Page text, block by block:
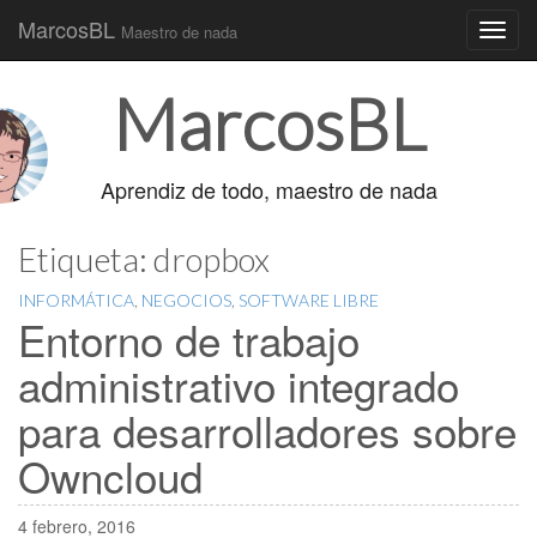
MarcosBL Maestro de nada
menu
content
MarcosBL
Aprendiz de todo, maestro de nada
Etiqueta: dropbox
INFORMÁTICA NEGOCIOS SOFTWARE LIBRE
Entorno de trabajo
administrativo integrado
para desarrolladores sobre
Owncloud
4 febrero, 2016